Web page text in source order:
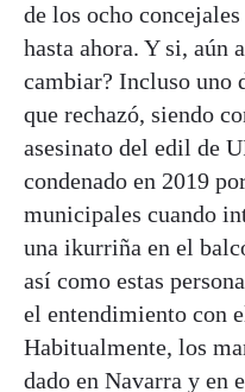
de los ocho
hasta ahora. Y si, aún
cambiar? Incluso uno
que rechazó, siendo
asesinato del edil de
condenado en 2019
municipales cuando
una ikurriña en el
así como estas
el entendimiento con
Habitualmente, los
dado en Navarra y en